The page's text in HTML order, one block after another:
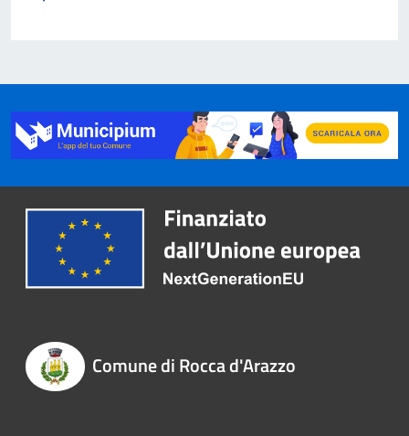
Comune di Rocca d'Arazzo